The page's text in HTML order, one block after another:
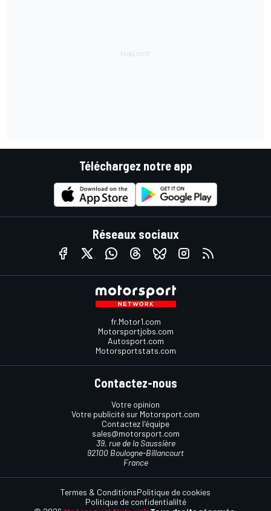
Téléchargez notre app
Réseaux sociaux
fr.Motor1.com
Motorsportjobs.com
Autosport.com
Motorsportstats.com
Contactez-nous
Votre opinion
Votre publicité sur Motorsport.com
Contactez l'équipe
sales@motorsport.com
39, rue de la Saussière
92100 Boulogne-Billancourt
France
Termes & ConditionsPolitique de cookies
Politique de confidentialilté